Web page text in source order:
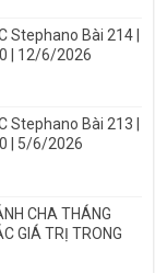
Stephano Bài 214 |
| 12/6/2026
Stephano Bài 213 |
| 5/6/2026
CHA THÁNG
GIÁ TRỊ TRONG